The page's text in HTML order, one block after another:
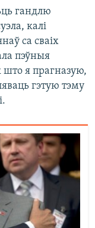
гандлю
калі
са сваіх
пэўныя
я прагназую,
гэтую тэму